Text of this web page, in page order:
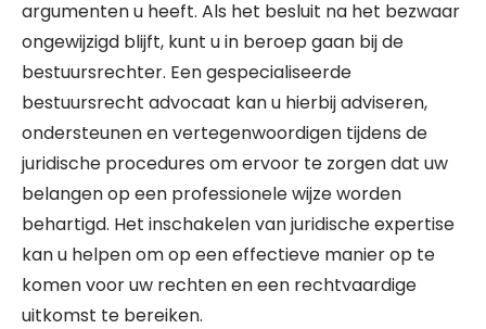
argumenten u heeft. Als het besluit na het bezwaar
ongewijzigd blijft, kunt u in beroep gaan bij de
bestuursrechter. Een gespecialiseerde
bestuursrecht advocaat kan u hierbij adviseren,
ondersteunen en vertegenwoordigen tijdens de
juridische procedures om ervoor te zorgen dat uw
belangen op een professionele wijze worden
behartigd. Het inschakelen van juridische expertise
kan u helpen om op een effectieve manier op te
komen voor uw rechten en een rechtvaardige
uitkomst te bereiken.